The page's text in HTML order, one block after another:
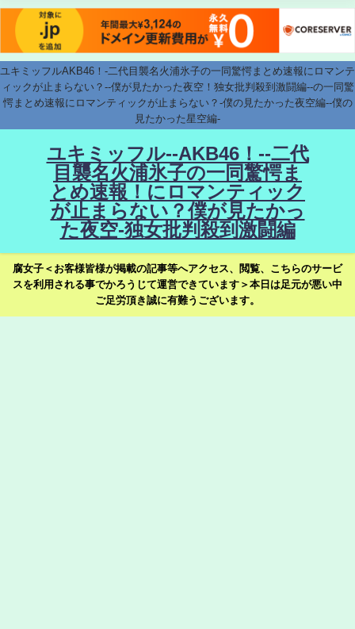
ユキミッフルAKB46！-二代目襲名火浦氷子の一同驚愕まとめ速報にロマンテ
ィックが止まらない？--僕が見たかった夜空！独女批判殺到激闘編--の一同驚
愕まとめ速報にロマンティックが止まらない？-僕の見たかった夜空編--僕の
見たかった星空編-
ユキミッフル--AKB46！--二代
目襲名火浦氷子の一同驚愕ま
とめ速報！にロマンティック
が止まらない？僕が見たかっ
た夜空-独女批判殺到激闘編
腐女子＜お客様皆様が掲載の記事等へアクセス、閲覧、こちらのサービ
スを利用される事でかろうじて運営できています＞本日は足元が悪い中
ご足労頂き誠に有難うございます。